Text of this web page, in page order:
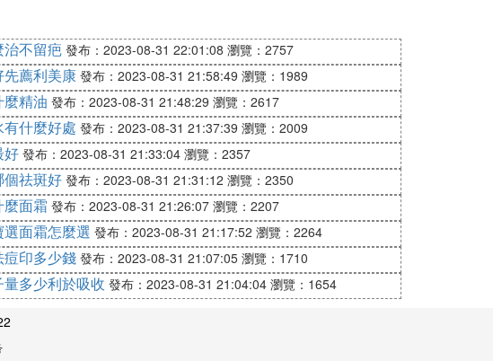
300元/cm2。
不留疤 發布：2023-08-31 22:01:08 瀏覽：2757
薦利美康 發布：2023-08-31 21:58:49 瀏覽：1989
精油 發布：2023-08-31 21:48:29 瀏覽：2617
什麼好處 發布：2023-08-31 21:37:39 瀏覽：2009
好 發布：2023-08-31 21:33:04 瀏覽：2357
祛斑好 發布：2023-08-31 21:31:12 瀏覽：2350
面霜 發布：2023-08-31 21:26:07 瀏覽：2207
面霜怎麼選 發布：2023-08-31 21:17:52 瀏覽：2264
印多少錢 發布：2023-08-31 21:07:05 瀏覽：1710
多少利於吸收 發布：2023-08-31 21:04:04 瀏覽：1654